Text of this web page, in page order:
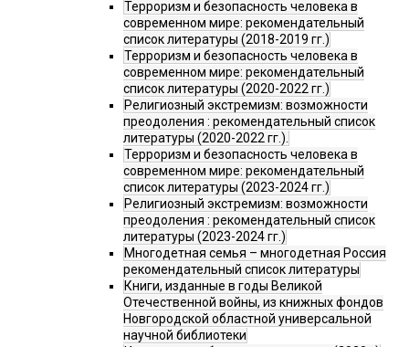
Терроризм и безопасность человека в
современном мире: рекомендательный
список литературы (2018-2019 гг.)
Терроризм и безопасность человека в
современном мире: рекомендательный
список литературы (2020-2022 гг.)
Религиозный экстремизм: возможности
преодоления : рекомендательный список
литературы (2020-2022 гг.).
Терроризм и безопасность человека в
современном мире: рекомендательный
список литературы (2023-2024 гг.)
Религиозный экстремизм: возможности
преодоления : рекомендательный список
литературы (2023-2024 гг.)
Многодетная семья – многодетная Россия
рекомендательный список литературы
Книги, изданные в годы Великой
Отечественной войны, из книжных фондов
Новгородской областной универсальной
научной библиотеки